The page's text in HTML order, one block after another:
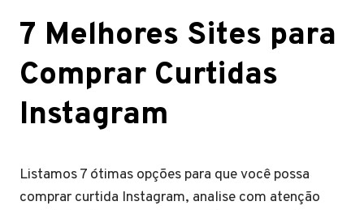
7 Melhores Sites para
Comprar Curtidas
Instagram
Listamos 7 ótimas opções para que você possa
comprar curtida Instagram, analise com atenção